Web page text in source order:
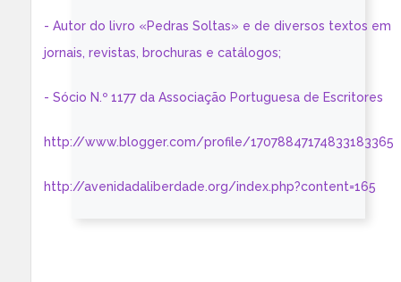
- Autor do livro «Pedras Soltas» e de diversos textos em
jornais, revistas, brochuras e catálogos;
- Sócio N.º 1177 da Associação Portuguesa de Escritores
http://www.blogger.com/profile/17078847174833183365
http://avenidadaliberdade.org/index.php?content=165